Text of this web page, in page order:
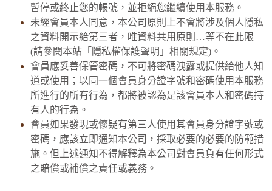
暫停或終止您的帳號，並拒絕您繼續使用本服務。
未經會員本人同意，本公司原則上不會將涉及個人隱私
之資料開示給第三者，唯資料共用原則…等不在此限
(請參閱本站「隱私權保護聲明」相關規定)。
會員應妥善保管密碼，不可將密碼洩露或提供給他人知
道或使用；以同一個會員身分證字號和密碼使用本服務
所進行的所有行為，都將被認為是該會員本人和密碼持
有人的行為。
會員如果發現或懷疑有第三人使用其會員身分證字號或
密碼，應該立即通知本公司，採取必要的必要的防範措
施。但上述通知不得解釋為本公司對會員負有任何形式
之賠償或補償之責任或義務。